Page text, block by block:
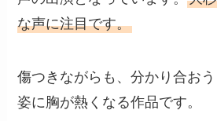
な声に注目です。
傷つきながらも、分かり合お
姿に胸が熱くなる作品です。